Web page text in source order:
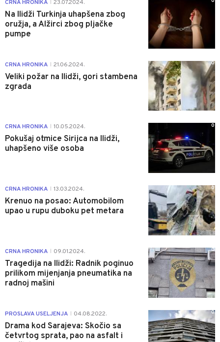
CRNA HRONIKA 23.07.2024.
Na Ilidži Turkinja uhapšena zbog
oružja, a Alžirci zbog pljačke
pumpe
CRNA HRONIKA 21.06.2024.
Veliki požar na Ilidži, gori stambena
zgrada
0
CRNA HRONIKA 10.05.2024.
Pokušaj otmice Sirijca na Ilidži,
uhapšeno više osoba
0
CRNA HRONIKA 13.03.2024.
Krenuo na posao: Automobilom
upao u rupu duboku pet metara
0
CRNA HRONIKA 09.01.2024.
Tragedija na Ilidži: Radnik poginuo
prilikom mijenjanja pneumatika na
radnoj mašini
0
PROSLAVA USELJENJA 04.08.2022.
Drama kod Sarajeva: Skočio sa
četvrtog sprata, pao na asfalt i
0